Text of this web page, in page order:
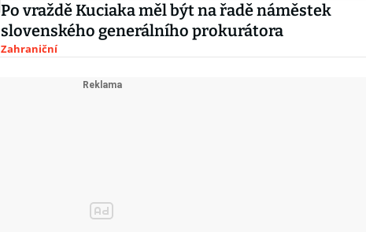
Po vraždě Kuciaka měl být na řadě náměstek
slovenského generálního prokurátora
Zahraniční